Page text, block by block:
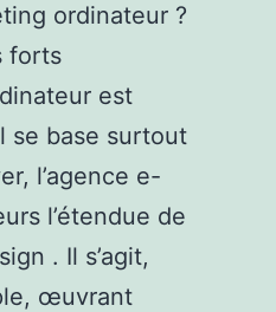
ordinateur ?
forts
est
se base surtout
l’agence e-
l’étendue de
. Il s’agit,
œuvrant